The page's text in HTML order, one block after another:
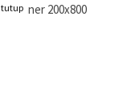
tutup